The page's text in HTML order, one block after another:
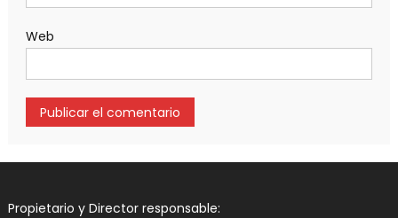
Web
Propietario y Director responsable: